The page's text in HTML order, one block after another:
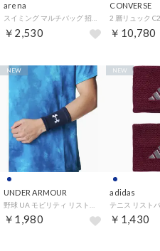
arena
￥2,530
CONVERSE
￥10,780
UNDER ARMOUR
￥1,980
NEW
adidas
￥1,430
NEW